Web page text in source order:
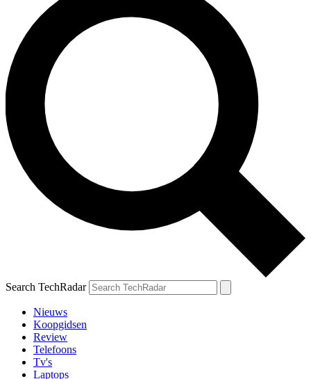
Search TechRadar
Nieuws
Koopgidsen
Review
Telefoons
Tv's
Laptops